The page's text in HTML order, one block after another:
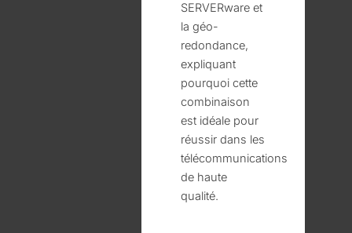
SERVERware et
la géo-
redondance,
expliquant
pourquoi cette
combinaison
est idéale pour
réussir dans les
télécommunications
de haute
qualité.